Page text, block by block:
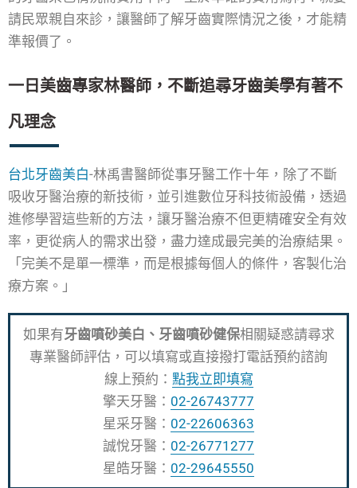
請民眾親自來診，讓醫師了解牙齒實際情況之後，才能精
準報價了。
一日美齒專家林醫師，不斷追尋牙齒美學有著不
凡理念
台北牙齒美白-林禹書醫師從事牙醫工作十年，除了不斷
吸收牙醫治療的新技術，並引進數位牙科技術設備，透過
進修學習這些新的方法，讓牙醫治療不但更精確安全有效
率，更從病人的需求出發，盡力達成最完美的治療結果。
「完美不是單一標準，而是根據每個人的條件，客製化治
療方案。」
如果有牙齒噴砂美白、牙齒噴砂健保相關疑惑請尋求
專業醫師評估，可以填寫或直接撥打電話預約諮詢
線上預約： 點我立即填寫
擎天牙醫： 02-26743777
星采牙醫： 02-22606363
誠悅牙醫： 02-26771277
星皓牙醫： 02-29645550